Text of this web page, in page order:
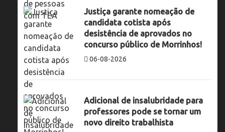
Justiça garante nomeação de
candidata cotista após
desistência de aprovados no
concurso público de Morrinhos!
06-08-2026
Adicional de insalubridade para
professores pode se tornar um
novo direito trabalhista